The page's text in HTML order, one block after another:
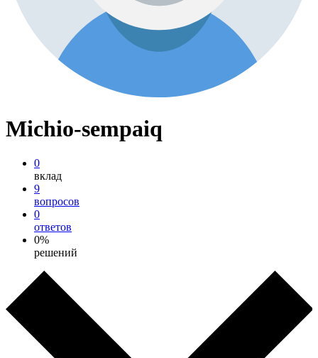
Michio-sempaiq
0
вклад
9
вопросов
0
ответов
0%
решений